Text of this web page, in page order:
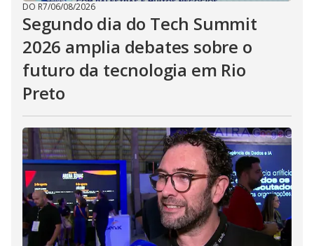
DO R7/06/08/2026
Segundo dia do Tech Summit
2026 amplia debates sobre o
futuro da tecnologia em Rio
Preto